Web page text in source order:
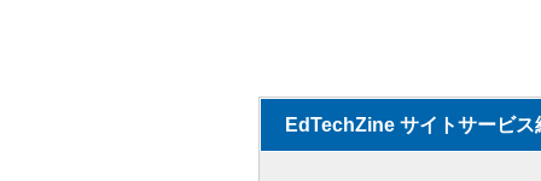
EdTechZine サイトサービス